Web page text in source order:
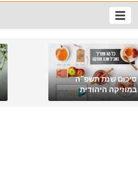
סיכום שנת תשפ"ה
במוזיקה היהודית